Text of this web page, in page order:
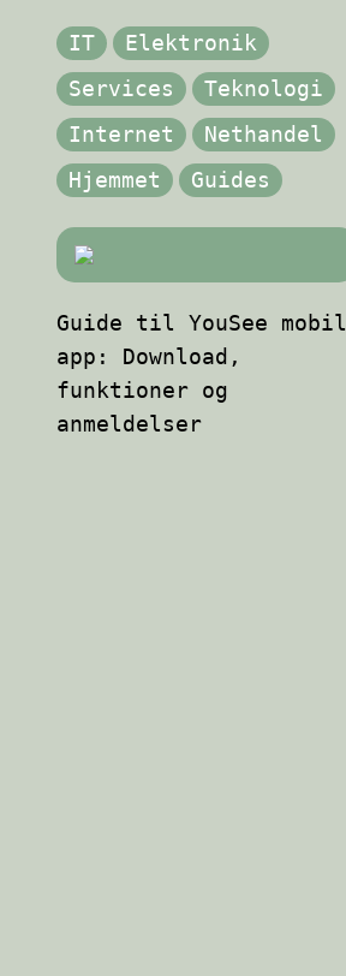
IT
Elektronik
Services
Teknologi
Internet
Nethandel
Hjemmet
Guides
Guide til YouSee mobil
app: Download,
funktioner og
anmeldelser